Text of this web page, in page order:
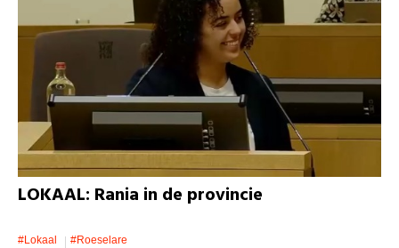
LOKAAL: Rania in de provincie
#lokaal
#roeselare